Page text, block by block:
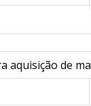
aquisição de